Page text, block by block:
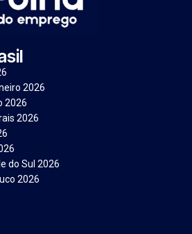
2026
2026
2026
do Sul 2026
2026